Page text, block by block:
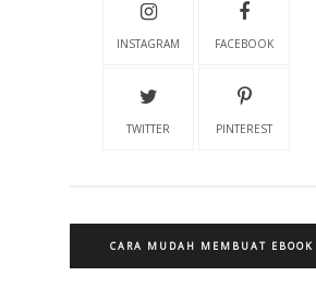
INSTAGRAM FACEBOOK
TWITTER PINTEREST
CARA MUDAH MEMBUAT